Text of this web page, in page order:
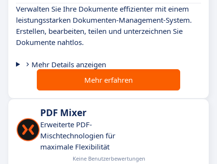
Verwalten Sie Ihre Dokumente effizienter mit einem
leistungsstarken Dokumenten-Management-System.
Erstellen, bearbeiten, teilen und unterzeichnen Sie
Dokumente nahtlos.
Mehr Details anzeigen
Mehr erfahren
PDF Mixer
Erweiterte PDF-
Mischtechnologien für
maximale Flexibilität
Keine Benutzerbewertungen